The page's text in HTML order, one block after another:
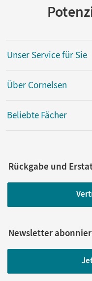
Unser Service für Sie
Über Cornelsen
Beliebte Fächer
Rückgabe und
Newsletter